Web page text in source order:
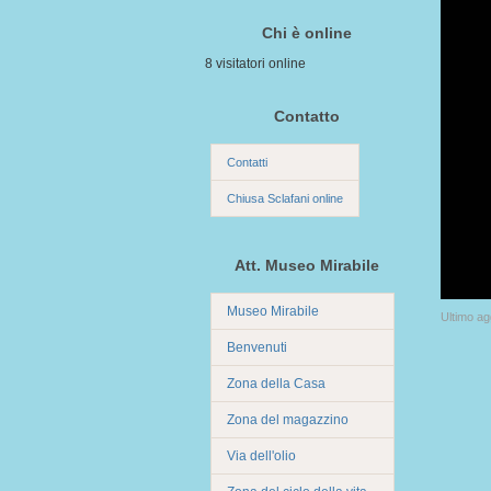
Chi è online
8 visitatori online
Contatto
Contatti
Chiusa Sclafani online
Att. Museo Mirabile
Museo Mirabile
Benvenuti
Zona della Casa
Zona del magazzino
Via dell'olio
Ultimo